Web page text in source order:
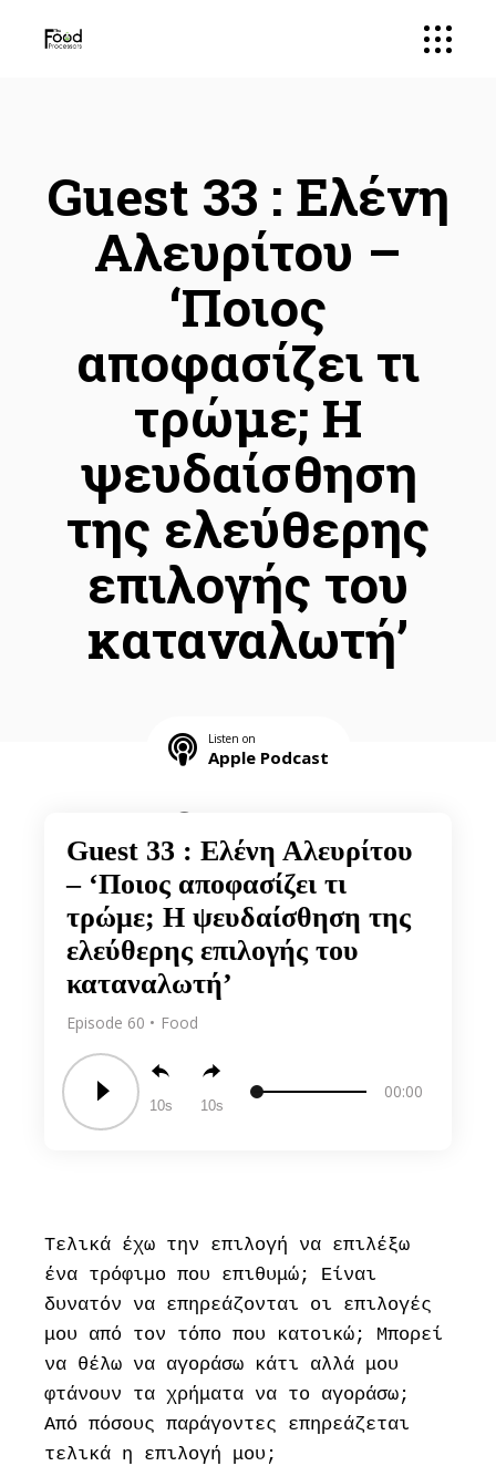
Guest 33 : Ελένη
Αλευρίτου –
‘Ποιος
αποφασίζει τι
τρώμε; Η
ψευδαίσθηση
της ελεύθερης
επιλογής του
καταναλωτή’
Listen on
Apple Podcast
Spotify
Guest 33 : Ελένη Αλευρίτου
– ‘Ποιος αποφασίζει τι
τρώμε; Η ψευδαίσθηση της
ελεύθερης επιλογής του
καταναλωτή’
Episode 60 Food
10 10
00:00
Τελικά έχω την επιλογή να επιλέξω
ένα τρόφιμο που επιθυμώ; Είναι
δυνατόν να επηρεάζονται οι επιλογές
μου από τον τόπο που κατοικώ; Μπορεί
να θέλω να αγοράσω κάτι αλλά μου
φτάνουν τα χρήματα να το αγοράσω;
Από πόσους παράγοντες επηρεάζεται
τελικά η επιλογή μου;